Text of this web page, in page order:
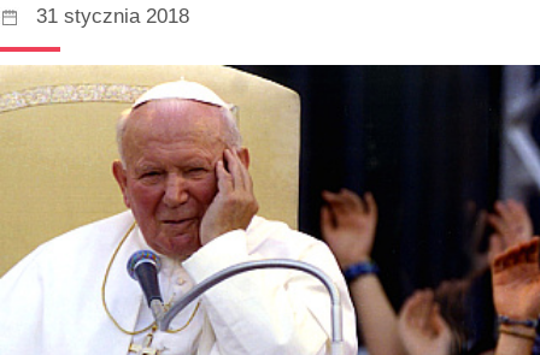
31 stycznia 2018